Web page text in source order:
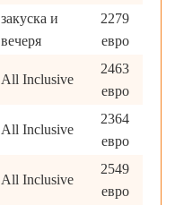
закуска и
вечеря
2279
евро
All Inclusive
2463
евро
All Inclusive
2364
евро
All Inclusive
2549
евро